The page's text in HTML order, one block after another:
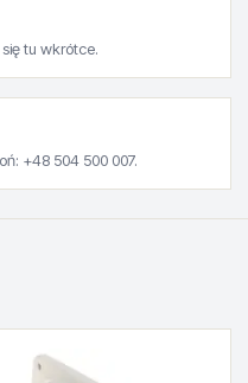
tu wkrótce.
+48 504 500 007.